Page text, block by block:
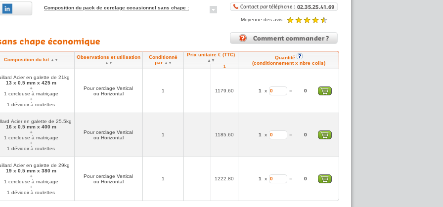
grèves
qualité
Composition du pack de cerclage occasionnel sans chape :
Selon le kit choisi,
monospire12.7x0.5mmx425 mètres (R=510kg - Poids
25kg) ou de 16x0.5mmx400 mètres (R=650kg - Poids 25kg)
ou encore de 19x0.5mmx350 mètres (R=780kg - Poids
Un dévidoir roulant pour feuillard acier en galette
A consulter également :Lekit professionnel de cerclage sans
chape
dépassant les 4000 Newton.
Moyenne des avis :
Noté4.89/5 |8431reviews
Composition du kit ▲▼
Observations et utilisation
▲▼
Conditionné
par ▲▼
Prix unitaire € (TTC)
▲▼
Quantité
(conditionnement x nbre colis)
1
Acier en galette de 21kg
13 x 0.5 mm x 425 m
+
1 cercleuse à matriçage
+
1 dévidoir à roulettes
Pour cerclage Vertical
ou Horizontal
1 1179.60 1 x = 0
Acier en galette de 25.5kg
16 x 0.5 mm x 400 m
+
1 cercleuse à matriçage
+
1 dévidoir à roulettes
Pour cerclage Vertical
ou Horizontal
1 1185.60 1 x = 0
Acier en galette de 29kg
19 x 0.5 mm x 380 m
+
1 cercleuse à matriçage
+
1 dévidoir à roulettes
Pour cerclage Vertical
ou Horizontal
1 1222.80 1 x = 0